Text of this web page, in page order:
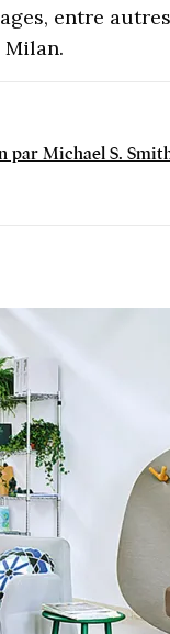
entre
par Michael S.